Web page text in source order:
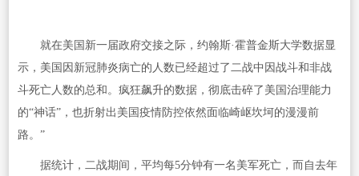
就在美国新一届政府交接之际，约翰斯·霍普金斯大学数据显
示，美国因新冠肺炎病亡的人数已经超过了二战中因战斗和非战
斗死亡人数的总和。疯狂飙升的数据，彻底击碎了美国治理能力
的“神话”，也折射出美国疫情防控依然面临崎岖坎坷的漫漫前
路。”
据统计，二战期间，平均每5分钟有一名美军死亡，而自去年